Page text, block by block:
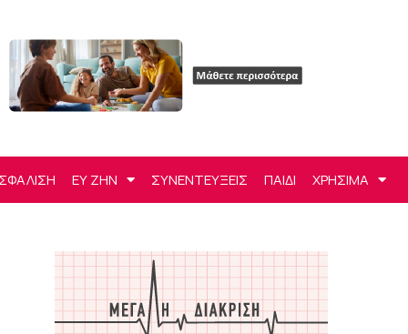
ΕΥ ΖΗΝ ΣΥΝΕΝΤΕΥΞΕΙΣ ΠΑΙΔΙ ΧΡΗΣΙΜΑ